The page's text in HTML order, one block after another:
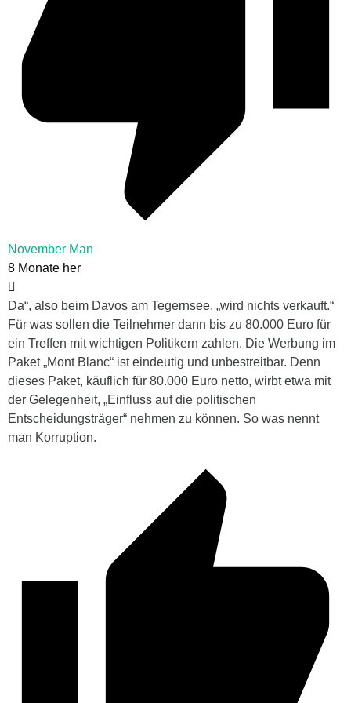
November Man
8 Monate her
Da“, also beim Davos am Tegernsee, „wird nichts verkauft.“
Für was sollen die Teilnehmer dann bis zu 80.000 Euro für
ein Treffen mit wichtigen Politikern zahlen. Die Werbung im
Paket „Mont Blanc“ ist eindeutig und unbestreitbar. Denn
dieses Paket, käuflich für 80.000 Euro netto, wirbt etwa mit
der Gelegenheit, „Einfluss auf die politischen
Entscheidungsträger“ nehmen zu können. So was nennt
man Korruption.